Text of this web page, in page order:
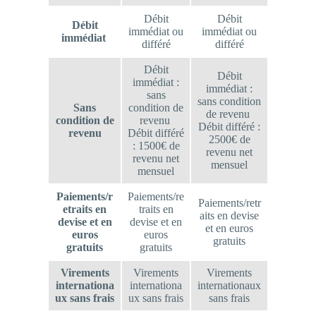
Débit
immédiat
Débit
immédiat ou
différé
Débit
immédiat ou
différé
Sans
condition de
revenu
Débit
immédiat :
sans
condition de
revenu
Débit différé
: 1500€ de
revenu net
mensuel
Débit
immédiat :
sans condition
de revenu
Débit différé :
2500€ de
revenu net
mensuel
Paiements/r
etraits en
devise et en
euros
gratuits
Paiements/re
traits en
devise et en
euros
gratuits
Paiements/retr
aits en devise
et en euros
gratuits
Virements
internationa
ux sans frais
Virements
internationa
ux sans frais
Virements
internationaux
sans frais